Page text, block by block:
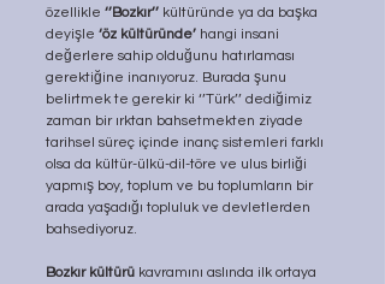
özellikle ‘’Bozkır’’ kültüründe ya da başka
deyişle ‘öz kültüründe’ hangi insani
değerlere sahip olduğunu hatırlaması
gerektiğine inanıyoruz. Burada şunu
belirtmek te gerekir ki ‘’Türk’’ dediğimiz
zaman bir ırktan bahsetmekten ziyade
tarihsel süreç içinde inanç sistemleri farklı
olsa da kültür-ülkü-dil-töre ve ulus birliği
yapmış boy, toplum ve bu toplumların bir
arada yaşadığı topluluk ve devletlerden
bahsediyoruz.
Bozkır kültürü kavramını aslında ilk ortaya